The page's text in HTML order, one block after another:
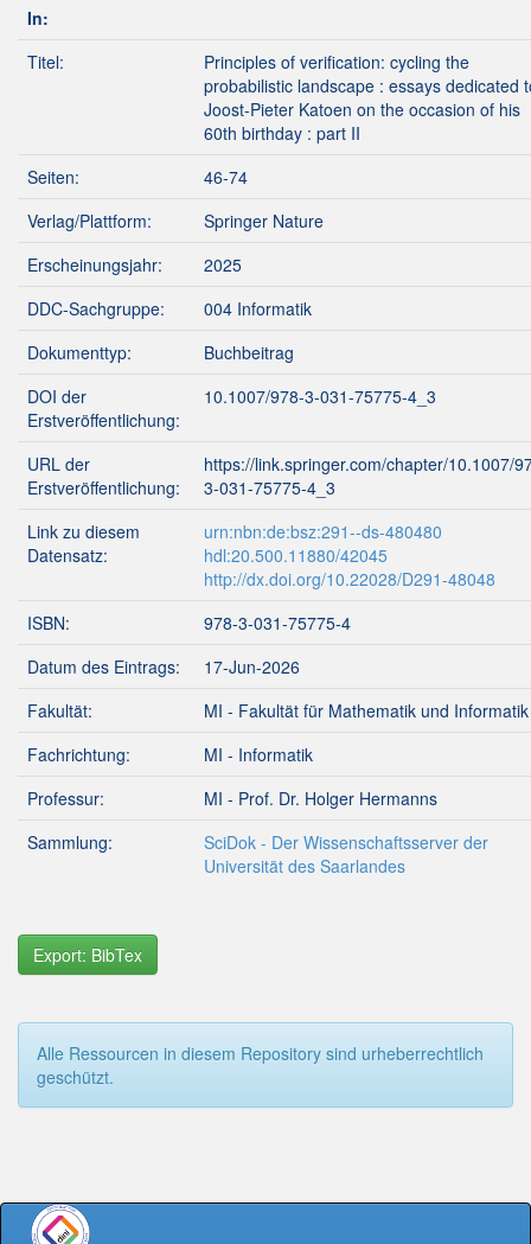
In:
Titel:
Principles of verification: cycling the
probabilistic landscape : essays dedicated
Joost-Pieter Katoen on the occasion of his
60th birthday : part II
Seiten:
46-74
Verlag/Plattform:
Springer Nature
Erscheinungsjahr:
2025
DDC-Sachgruppe:
004 Informatik
Dokumenttyp:
Buchbeitrag
DOI der
Erstveröffentlichung:
10.1007/978-3-031-75775-4_3
URL der
Erstveröffentlichung:
https://link.springer.com/chapter/10.1007/
3-031-75775-4_3
Link zu diesem
Datensatz:
urn:nbn:de:bsz:291--ds-480480
hdl:20.500.11880/42045
http://dx.doi.org/10.22028/D291-48048
ISBN:
978-3-031-75775-4
Datum des Eintrags:
17-Jun-2026
Fakultät:
MI - Fakultät für Mathematik und Informatik
Fachrichtung:
MI - Informatik
Professur:
MI - Prof. Dr. Holger Hermanns
Sammlung:
SciDok - Der Wissenschaftsserver der
Universität des Saarlandes
Export: BibTex
Alle Ressourcen in diesem Repository sind urheberrechtlich
geschützt.